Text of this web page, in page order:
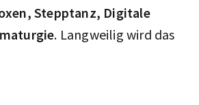
Stepptanz, Digitale
. Langweilig wird das